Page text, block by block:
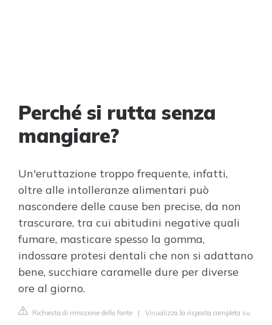
Perché si rutta senza
mangiare?
Un'eruttazione troppo frequente, infatti,
oltre alle intolleranze alimentari può
nascondere delle cause ben precise, da non
trascurare, tra cui abitudini negative quali
fumare, masticare spesso la gomma,
indossare protesi dentali che non si adattano
bene, succhiare caramelle dure per diverse
ore al giorno.
Richiesta di rimozione della fonte | Visualizza la risposta completa su